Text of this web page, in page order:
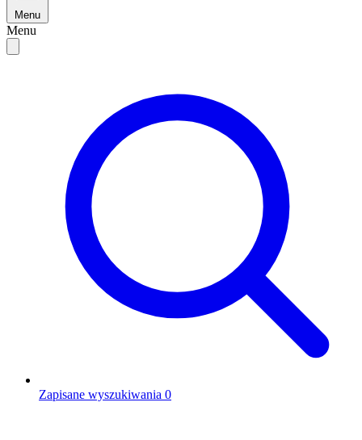
Menu
Menu
Zapisane wyszukiwania 0